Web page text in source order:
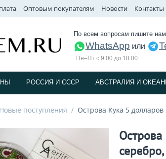
Оптовым покупателям Новости Контакты
По всем вопросам пишите
WhatsApp или
Пн–Пт с 9:00 до 18:00
РОССИЯ И СССP АВСТРАЛИЯ И
Новые поступления / Острова Кука 5